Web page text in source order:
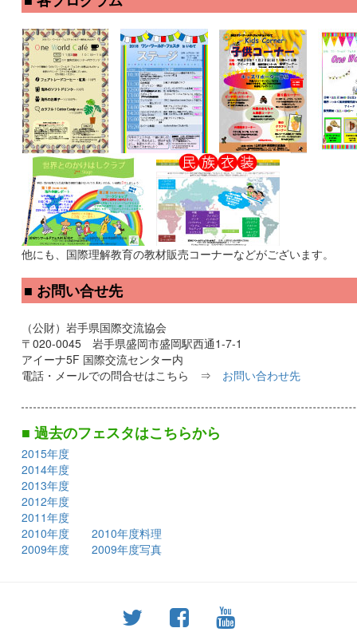
他にも、国際理解教育の教材販売コーナーなどがございます。
■ お問い合せ先
（公財）岩手県国際交流協会
〒020-0045 岩手県盛岡市盛岡駅西通1-7-1
アイーナ5F 国際交流センター内
電話・メールでの問合せはこちら ⇒ お問い合わせ先
■ 過去のフェスタはこちらから
2015年度
2014年度
2013年度
2012年度
2011年度
2010年度
2010年度料理
2009年度
2009年度写真